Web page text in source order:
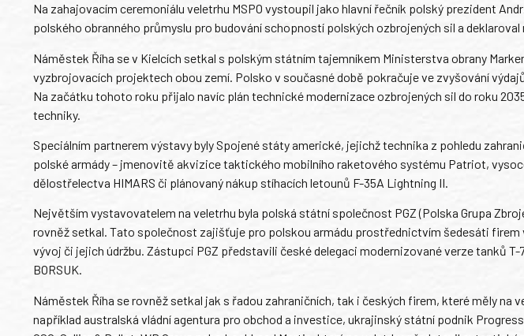
Na zahajovacím ceremoniálu veletrhu MSPO vystoupil jako hlavní řečník polský prezident
polského obranného průmyslu pro budování schopností polských ozbrojených sil a
Náměstek Říha se v Kielcích setkal s polským státním tajemníkem Ministerstva obrany
vyzbrojovacích projektech obou zemí. Polsko v současné době pokračuje ve zvyšování
Na začátku tohoto roku přijalo navíc plán technické modernizace ozbrojených sil do roku
techniky.
Speciálním partnerem výstavy byly Spojené státy americké, jejichž technika z pohledu
polské armády – jmenovitě akvizice taktického mobilního raketového systému Patriot,
dělostřelectva HIMARS či plánovaný nákup stíhacích letounů F-35A Lightning II.
Největším vystavovatelem na veletrhu byla polská státní společnost PGZ (Polska Grupa
rovněž setkal. Tato společnost zajišťuje pro polskou armádu prostřednictvím šedesáti firem
vývoj či jejich údržbu. Zástupci PGZ představili české delegaci modernizované verze tanků
BORSUK.
Náměstek Říha se rovněž setkal jak s řadou zahraničních, tak i českých firem, které měly na
například australská vládní agentura pro obchod a investice, ukrajinský státní podnik